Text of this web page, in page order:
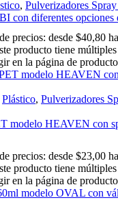
, Pulverizadores
con diferentes opciones
precios: desde $40,80
producto tiene
en la página de producto
Plástico, Pulverizadores
modelo HEAVEN con
precios: desde $23,00
producto tiene
en la página de producto